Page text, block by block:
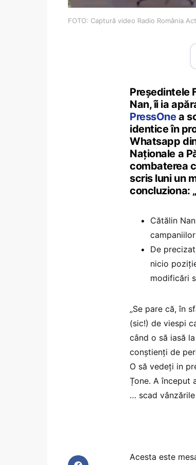
FOTO: Captură video Radio România
Președintele
Nan, îi ia
PressOnea
identice în
Whatsapp
Naționale a
combaterea
scris luni un
concluziona:
Cătălin
De
nicio
modificări
„Se pare că, în
(sic!) de viespi
când o să iasă
conștienți de
O să vedeți in
Țone. A început
… scad vânzările
Acesta este